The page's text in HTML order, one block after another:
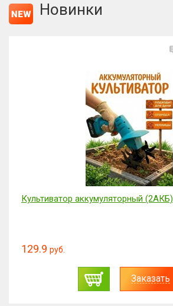
Новинки
Культиватор аккумуляторный (2АКБ)
129.9 руб.
Заказать